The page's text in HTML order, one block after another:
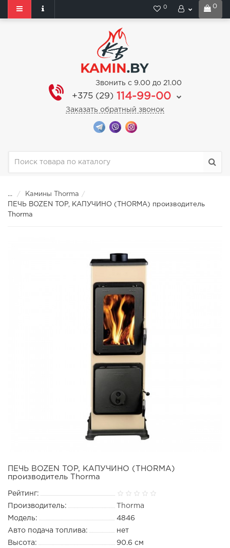
0
0
Звонить с 9.00 до 21.00
+375 (29) 114-99-00
Заказать обратный звонок
...
Камины Thorma
ПЕЧЬ BOZEN TOP, КАПУЧИНО (THORMA) производитель
Thorma
ПЕЧЬ BOZEN TOP, КАПУЧИНО (THORMA)
производитель Thorma
Рейтинг:
Производитель:
Thorma
Модель:
4846
Авто подача топлива:
нет
Высота:
90.6 см